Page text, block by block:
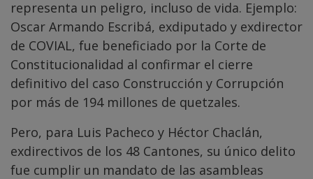
representa un peligro, incluso de vida. Ejemplo:
Oscar Armando Escribá, exdiputado y exdirector
de COVIAL, fue beneficiado por la Corte de
Constitucionalidad al confirmar el cierre
definitivo del caso Construcción y Corrupción
por más de 194 millones de quetzales.
Pero, para Luis Pacheco y Héctor Chaclán,
exdirectivos de los 48 Cantones, su único delito
fue cumplir un mandato de las asambleas